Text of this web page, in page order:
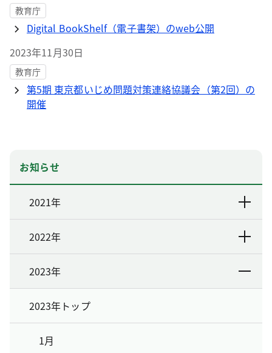
教育庁
Digital BookShelf（電子書架）のweb公開
2023年11月30日
教育庁
第5期 東京都いじめ問題対策連絡協議会（第2回）の
開催
お知らせ
2021年
2022年
2023年
2023年トップ
1月